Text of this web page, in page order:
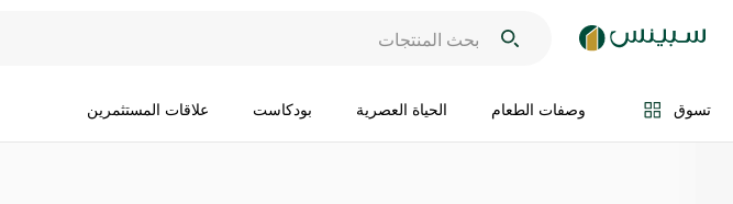
تسوق وصفات الطعام الحياة العصرية بودكاست علاقات المستثمرين
اضف الى السلة